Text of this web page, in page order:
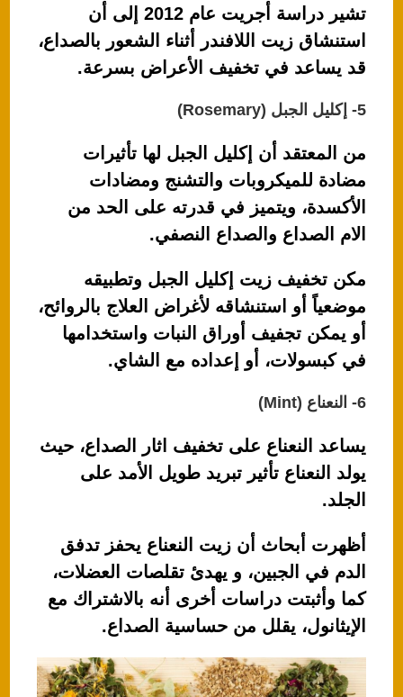
تشير دراسة أجريت عام 2012 إلى أن
استنشاق زيت اللافندر أثناء الشعور بالصداع،
قد يساعد في تخفيف الأعراض بسرعة.
5- إكليل الجبل (Rosemary)
من المعتقد أن إكليل الجبل لها تأثيرات
مضادة للميكروبات والتشنج ومضادات
الأكسدة، ويتميز في قدرته على الحد من
الام الصداع والصداع النصفي.
مكن تخفيف زيت إكليل الجبل وتطبيقه
موضعياً أو استنشاقه لأغراض العلاج بالروائح،
أو يمكن تجفيف أوراق النبات واستخدامها
في كبسولات، أو إعداده مع الشاي.
6- النعناع (Mint)
يساعد النعناع على تخفيف اثار الصداع، حيث
يولد النعناع تأثير تبريد طويل الأمد على
الجلد.
أظهرت أبحاث أن زيت النعناع يحفز تدفق
الدم في الجبين، و يهدئ تقلصات العضلات،
كما وأثبتت دراسات أخرى أنه بالاشتراك مع
الإيثانول، يقلل من حساسية الصداع.